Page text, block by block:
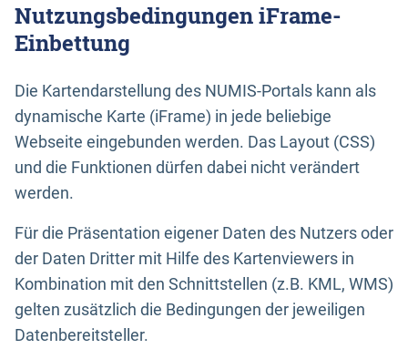
Nutzungsbedingungen iFrame-
Einbettung
Die Kartendarstellung des NUMIS-Portals kann als
dynamische Karte (iFrame) in jede beliebige
Webseite eingebunden werden. Das Layout (CSS)
und die Funktionen dürfen dabei nicht verändert
werden.
Für die Präsentation eigener Daten des Nutzers oder
der Daten Dritter mit Hilfe des Kartenviewers in
Kombination mit den Schnittstellen (z.B. KML, WMS)
gelten zusätzlich die Bedingungen der jeweiligen
Datenbereitsteller.